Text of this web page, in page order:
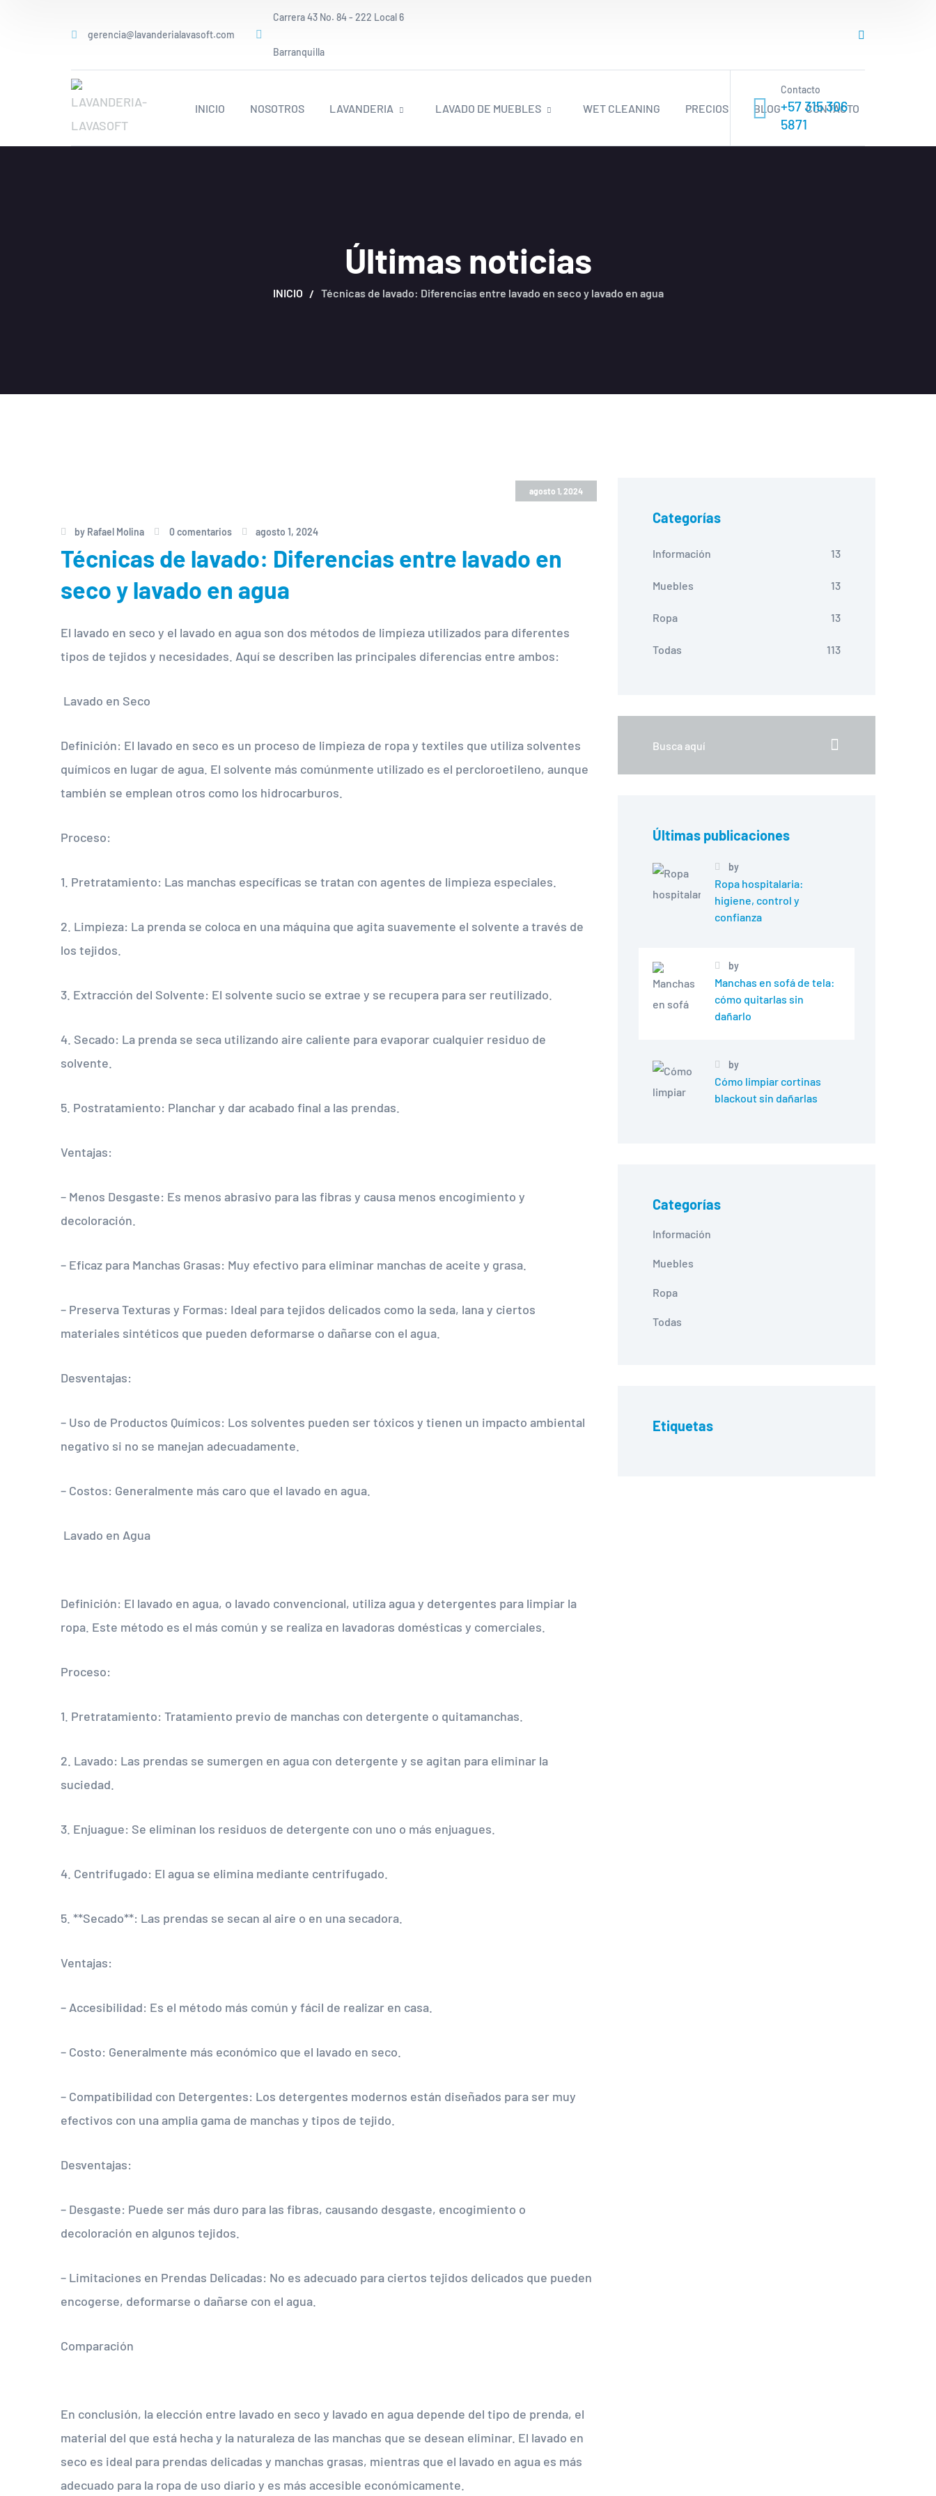
gerencia@lavanderialavasoft.com
Carrera 43 No. 84 - 222 Local 6
Barranquilla
INICIO NOSOTROS LAVANDERIA LAVADO DE MUEBLES WET CLEANING PRECIOS BLOG CONTACTO
Contacto
+57 315 306
5871
INICIO Técnicas de lavado: Diferencias entre lavado en seco y lavado en agua
Últimas noticias
agosto 1, 2024
by Rafael Molina 0 comentarios agosto 1, 2024
Técnicas de lavado: Diferencias entre lavado en
seco y lavado en agua
El lavado en seco y el lavado en agua son dos métodos de limpieza utilizados para diferentes
tipos de tejidos y necesidades. Aquí se describen las principales diferencias entre ambos:
Lavado en Seco
Definición: El lavado en seco es un proceso de limpieza de ropa y textiles que utiliza solventes
químicos en lugar de agua. El solvente más comúnmente utilizado es el percloroetileno, aunque
también se emplean otros como los hidrocarburos.
Proceso:
1. Pretratamiento: Las manchas específicas se tratan con agentes de limpieza especiales.
2. Limpieza: La prenda se coloca en una máquina que agita suavemente el solvente a través de
los tejidos.
3. Extracción del Solvente: El solvente sucio se extrae y se recupera para ser reutilizado.
4. Secado: La prenda se seca utilizando aire caliente para evaporar cualquier residuo de
solvente.
5. Postratamiento: Planchar y dar acabado final a las prendas.
Ventajas:
– Menos Desgaste: Es menos abrasivo para las fibras y causa menos encogimiento y
decoloración.
– Eficaz para Manchas Grasas: Muy efectivo para eliminar manchas de aceite y grasa.
– Preserva Texturas y Formas: Ideal para tejidos delicados como la seda, lana y ciertos
materiales sintéticos que pueden deformarse o dañarse con el agua.
Desventajas:
– Uso de Productos Químicos: Los solventes pueden ser tóxicos y tienen un impacto ambiental
negativo si no se manejan adecuadamente.
– Costos: Generalmente más caro que el lavado en agua.
Lavado en Agua
Definición: El lavado en agua, o lavado convencional, utiliza agua y detergentes para limpiar la
ropa. Este método es el más común y se realiza en lavadoras domésticas y comerciales.
Proceso:
1. Pretratamiento: Tratamiento previo de manchas con detergente o quitamanchas.
2. Lavado: Las prendas se sumergen en agua con detergente y se agitan para eliminar la
suciedad.
3. Enjuague: Se eliminan los residuos de detergente con uno o más enjuagues.
4. Centrifugado: El agua se elimina mediante centrifugado.
5. **Secado**: Las prendas se secan al aire o en una secadora.
Ventajas:
– Accesibilidad: Es el método más común y fácil de realizar en casa.
– Costo: Generalmente más económico que el lavado en seco.
– Compatibilidad con Detergentes: Los detergentes modernos están diseñados para ser muy
efectivos con una amplia gama de manchas y tipos de tejido.
Desventajas:
– Desgaste: Puede ser más duro para las fibras, causando desgaste, encogimiento o
decoloración en algunos tejidos.
– Limitaciones en Prendas Delicadas: No es adecuado para ciertos tejidos delicados que pueden
encogerse, deformarse o dañarse con el agua.
Comparación
En conclusión, la elección entre lavado en seco y lavado en agua depende del tipo de prenda, el
material del que está hecha y la naturaleza de las manchas que se desean eliminar. El lavado en
seco es ideal para prendas delicadas y manchas grasas, mientras que el lavado en agua es más
adecuado para la ropa de uso diario y es más accesible económicamente.
Categorías
Información 13
Muebles 13
Ropa 13
Todas 113
Últimas publicaciones
by
Ropa hospitalaria:
higiene, control y
confianza
by
Manchas en sofá de tela:
cómo quitarlas sin
dañarlo
by
Cómo limpiar cortinas
blackout sin dañarlas
Categorías
Información
Muebles
Ropa
Todas
Etiquetas